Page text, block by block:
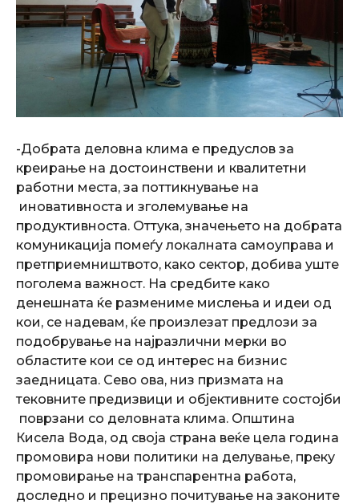
-Добрата деловна клима е предуслов за
креирање на достоинствени и квалитетни
работни места, за поттикнување на
иновативноста и зголемување на
продуктивноста. Оттука, значењето на добрата
комуникација помеѓу локалната самоуправа и
претприемништвото, како сектор, добива уште
поголема важност. На средбите како
денешната ќе размениме мислења и идеи од
кои, се надевам, ќе произлезат предлози за
подобрување на најразлични мерки во
областите кои се од интерес на бизнис
заедницата. Сево ова, низ призмата на
тековните предизвици и објективните состојби
поврзани со деловната клима. Општина
Кисела Вода, од своја страна веќе цела година
промовира нови политики на делување, преку
промовирање на транспарентна работа,
доследно и прецизно почитување на законите